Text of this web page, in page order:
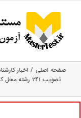
content
صفحه اصلی
اخبار
تصویب ۲۴۱